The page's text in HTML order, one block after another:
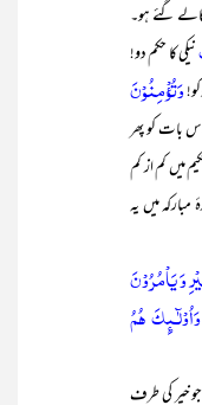
گئے ہو۔
نیکی کا حکم دو!
وَتُؤْمِنُوْنَ
اس بات کو پھر
میں کم از کم
میں یہ
وَ یَاْمُرُوْنَ
ھُمُ
خیر کی طرف